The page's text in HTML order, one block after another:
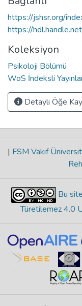
https://jshsr.org/
https://
Koleksiyon
Psikoloji Bölümü
WoS İndeksli
Detaylı Öğe
| FSM Vakıf
Bu
Türetilemez 4.0